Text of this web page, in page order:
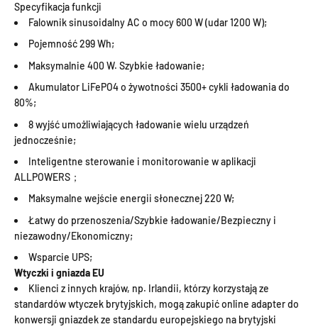
Specyfikacja funkcji
Falownik sinusoidalny AC o mocy 600 W (udar 1200 W);
Pojemność 299 Wh;
Maksymalnie 400 W. Szybkie ładowanie;
Akumulator LiFePO4 o żywotności 3500+ cykli ładowania do
80%;
8 wyjść umożliwiających ładowanie wielu urządzeń
jednocześnie;
Inteligentne sterowanie i monitorowanie w aplikacji
ALLPOWERS；
Maksymalne wejście energii słonecznej 220 W;
Łatwy do przenoszenia/Szybkie ładowanie/Bezpieczny i
niezawodny/Ekonomiczny;
Wsparcie UPS;
Wtyczki i gniazda EU
Klienci z innych krajów, np. Irlandii, którzy korzystają ze
standardów wtyczek brytyjskich, mogą zakupić online adapter do
konwersji gniazdek ze standardu europejskiego na brytyjski